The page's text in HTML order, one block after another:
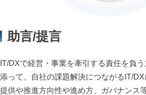
助言/提言
IT/DXで経営・事業を牽引する責任を負
添って、自社の課題解決につながるIT/
提供や推進方向性や進め方、ガバナンス